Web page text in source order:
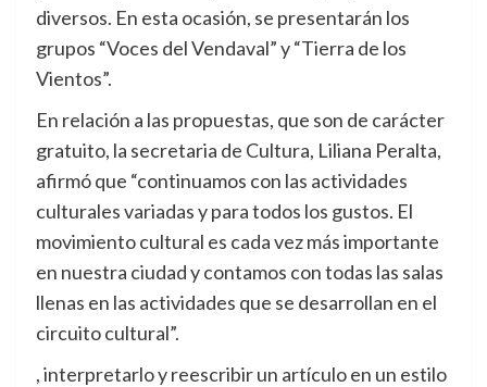
diversos. En esta ocasión, se presentarán los
grupos “Voces del Vendaval” y “Tierra de los
Vientos”.
En relación a las propuestas, que son de carácter
gratuito, la secretaria de Cultura, Liliana Peralta,
afirmó que “continuamos con las actividades
culturales variadas y para todos los gustos. El
movimiento cultural es cada vez más importante
en nuestra ciudad y contamos con todas las salas
llenas en las actividades que se desarrollan en el
circuito cultural”.
, interpretarlo y reescribir un artículo en un estilo